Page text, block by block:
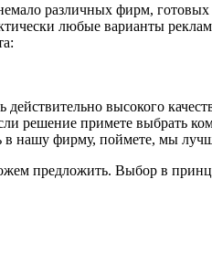
различных фирм,
любые варианты
высокого
решение примете выбрать
в нашу фирму, поймете, мы
предложить. Выбор в